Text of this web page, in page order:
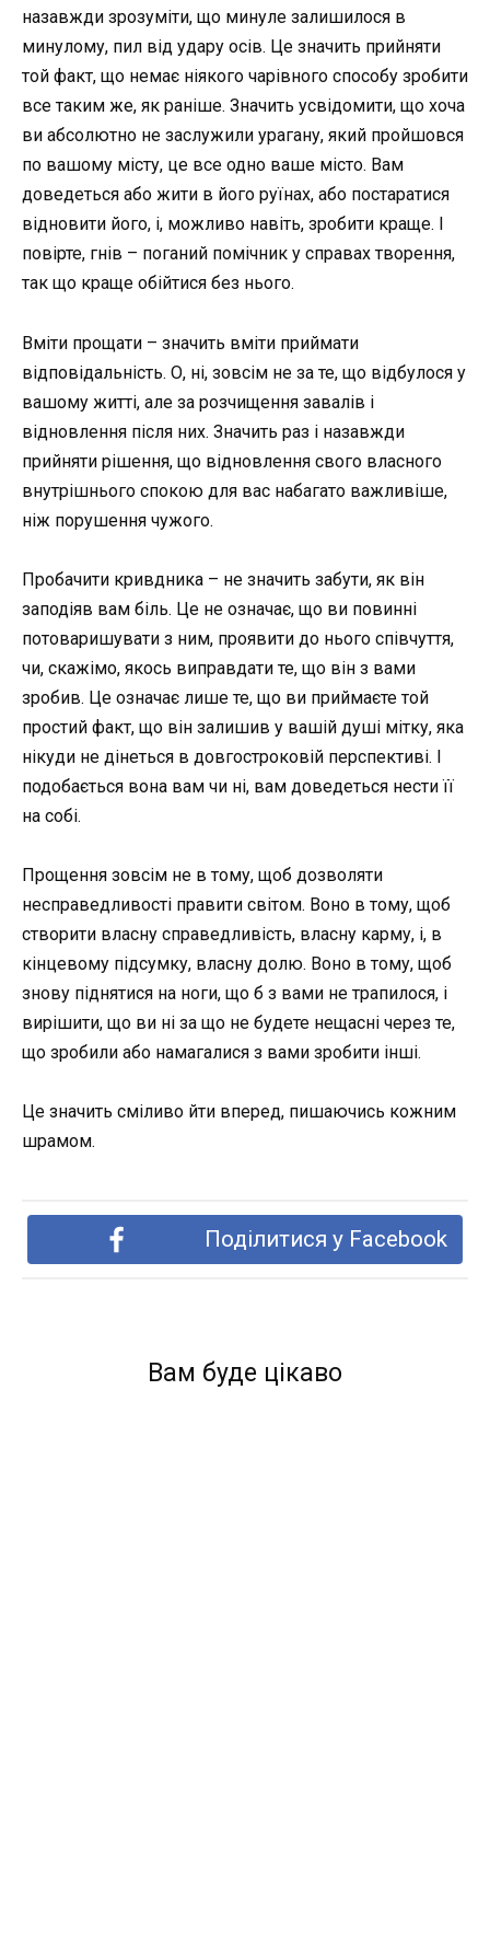
назавжди зрозуміти, що минуле залишилося в
минулому, пил від удару осів. Це значить прийняти
той факт, що немає ніякого чарівного способу зробити
все таким же, як раніше. Значить усвідомити, що хоча
ви абсолютно не заслужили урагану, який пройшовся
по вашому місту, це все одно ваше місто. Вам
доведеться або жити в його руїнах, або постаратися
відновити його, і, можливо навіть, зробити краще. І
повірте, гнів – поганий помічник у справах творення,
так що краще обійтися без нього.
Вміти прощати – значить вміти приймати
відповідальність. О, ні, зовсім не за те, що відбулося у
вашому житті, але за розчищення завалів і
відновлення після них. Значить раз і назавжди
прийняти рішення, що відновлення свого власного
внутрішнього спокою для вас набагато важливіше,
ніж порушення чужого.
Пробачити кривдника – не значить забути, як він
заподіяв вам біль. Це не означає, що ви повинні
потоваришувати з ним, проявити до нього співчуття,
чи, скажімо, якось виправдати те, що він з вами
зробив. Це означає лише те, що ви приймаєте той
простий факт, що він залишив у вашій душі мітку, яка
нікуди не дінеться в довгостроковій перспективі. І
подобається вона вам чи ні, вам доведеться нести її
на собі.
Прощення зовсім не в тому, щоб дозволяти
несправедливості правити світом. Воно в тому, щоб
створити власну справедливість, власну карму, і, в
кінцевому підсумку, власну долю. Воно в тому, щоб
знову піднятися на ноги, що б з вами не трапилося, і
вирішити, що ви ні за що не будете нещасні через те,
що зробили або намагалися з вами зробити інші.
Це значить сміливо йти вперед, пишаючись кожним
шрамом.
Поділитися у Facebook
Вам буде цікаво